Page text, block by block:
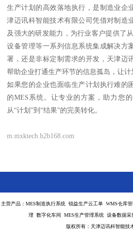
生产计划的高效落地执行，是制造业企
津迈讯科智能技术有限公司凭借对制造
及强大的研发能力，为行业客户提供了
设备管理等一系列信息系统集成解决方
署，还是非标定制需求的开发，天津迈
帮助企业打通生产环节的信息孤岛，让计
如果您的企业也面临生产计划执行难的
的MES系统。让专业的方案，助力您
从“计划”到“结果”的完美转化。
m.mxktech.b2b168.com
主营产品：MES制造执行系统 锐益生产云工单 WMS仓库
理 数字化车间 MES生产管理系统 设备数据采
版权所有：天津迈讯科智能技